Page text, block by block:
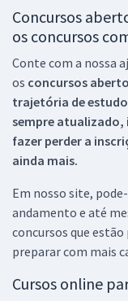
Concursos
os concursos
Conte com a nossa
os concursos
trajetória de
sempre atualizado,
fazer perder a
ainda mais.
Em nosso site,
andamento e até
concursos que
preparar com mais
Cursos online